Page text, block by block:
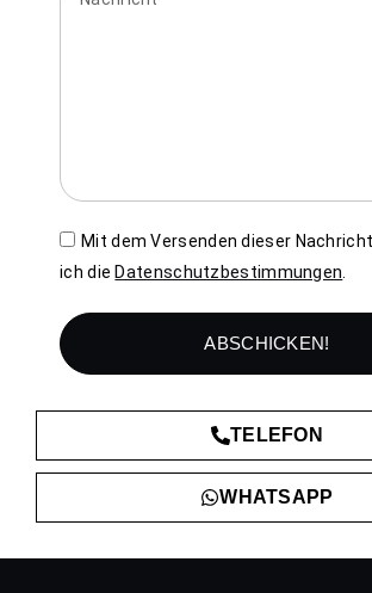
TELEFON
WHATSAPP
Mit dem Versenden dieser
ich die Datenschutzbestimmungen.
ABSCHICKEN!